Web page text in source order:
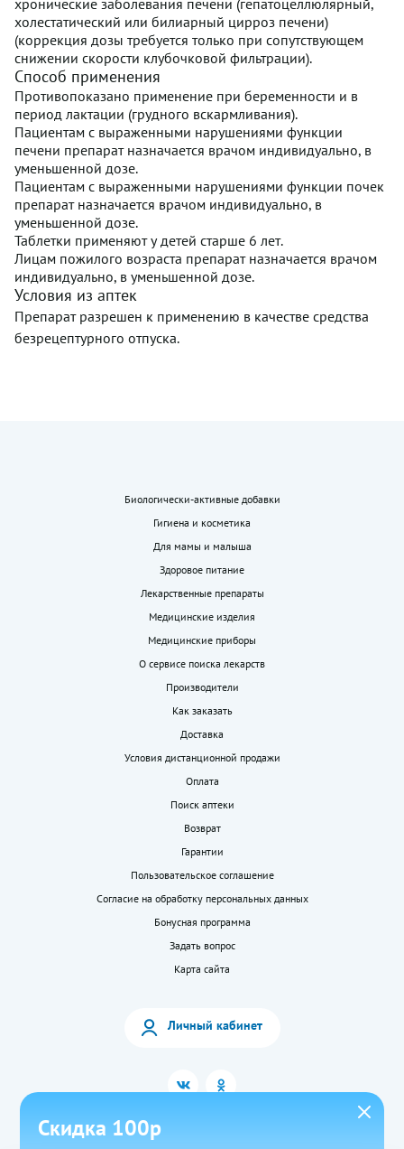
хронические заболевания печени (гепатоцеллюлярный,
холестатический или билиарный цирроз печени)
(коррекция дозы требуется только при сопутствующем
снижении скорости клубочковой фильтрации).
Способ применения
Противопоказано применение при беременности и в
период лактации (грудного вскармливания).
Пациентам с выраженными нарушениями функции
печени препарат назначается врачом индивидуально, в
уменьшенной дозе.
Пациентам с выраженными нарушениями функции почек
препарат назначается врачом индивидуально, в
уменьшенной дозе.
Таблетки применяют у детей старше 6 лет.
Лицам пожилого возраста препарат назначается врачом
индивидуально, в уменьшенной дозе.
Условия из аптек
Препарат разрешен к применению в качестве средства
безрецептурного отпуска.
Биологически-активные добавки
Гигиена и косметика
Для мамы и малыша
Здоровое питание
Лекарственные препараты
Медицинские изделия
Медицинские приборы
О сервисе поиска лекарств
Производители
Как заказать
Доставка
Условия дистанционной продажи
Оплата
Поиск аптеки
Возврат
Гарантии
Пользовательское соглашение
Согласие на обработку персональных данных
Бонусная программа
Задать вопрос
Карта сайта
Личный кабинет
Скидка 100р